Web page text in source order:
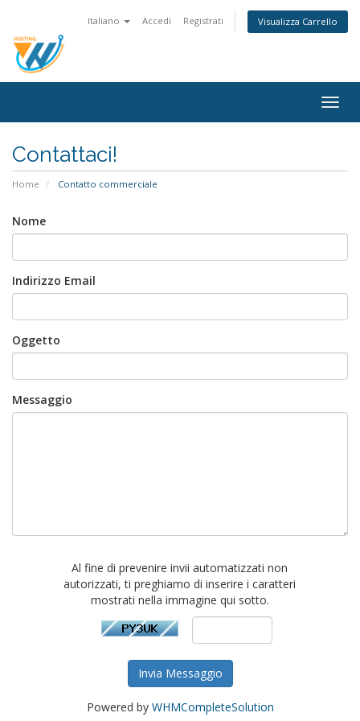
Italiano Accedi Registrati Visualizza Carrello
Contattaci!
Home Contatto commerciale
Nome
Indirizzo Email
Oggetto
Messaggio
Al fine di prevenire invii automatizzati non
autorizzati, ti preghiamo di inserire i caratteri
mostrati nella immagine qui sotto.
Invia Messaggio
Powered by WHMCompleteSolution